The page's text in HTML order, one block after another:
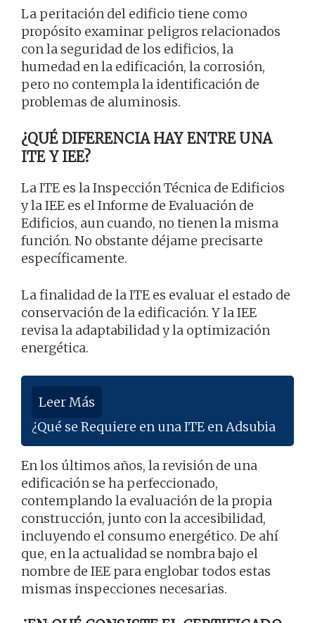
La peritación del edificio tiene como
propósito examinar peligros relacionados
con la seguridad de los edificios, la
humedad en la edificación, la corrosión,
pero no contempla la identificación de
problemas de aluminosis.
¿QUÉ DIFERENCIA HAY ENTRE UNA
ITE Y IEE?
La ITE es la Inspección Técnica de Edificios
y la IEE es el Informe de Evaluación de
Edificios, aun cuando, no tienen la misma
función. No obstante déjame precisarte
específicamente.
La finalidad de la ITE es evaluar el estado de
conservación de la edificación. Y la IEE
revisa la adaptabilidad y la optimización
energética.
Leer Más
¿Qué se Requiere en una ITE en Adsubia
En los últimos años, la revisión de una
edificación se ha perfeccionado,
contemplando la evaluación de la propia
construcción, junto con la accesibilidad,
incluyendo el consumo energético. De ahí
que, en la actualidad se nombra bajo el
nombre de IEE para englobar todos estas
mismas inspecciones necesarias.